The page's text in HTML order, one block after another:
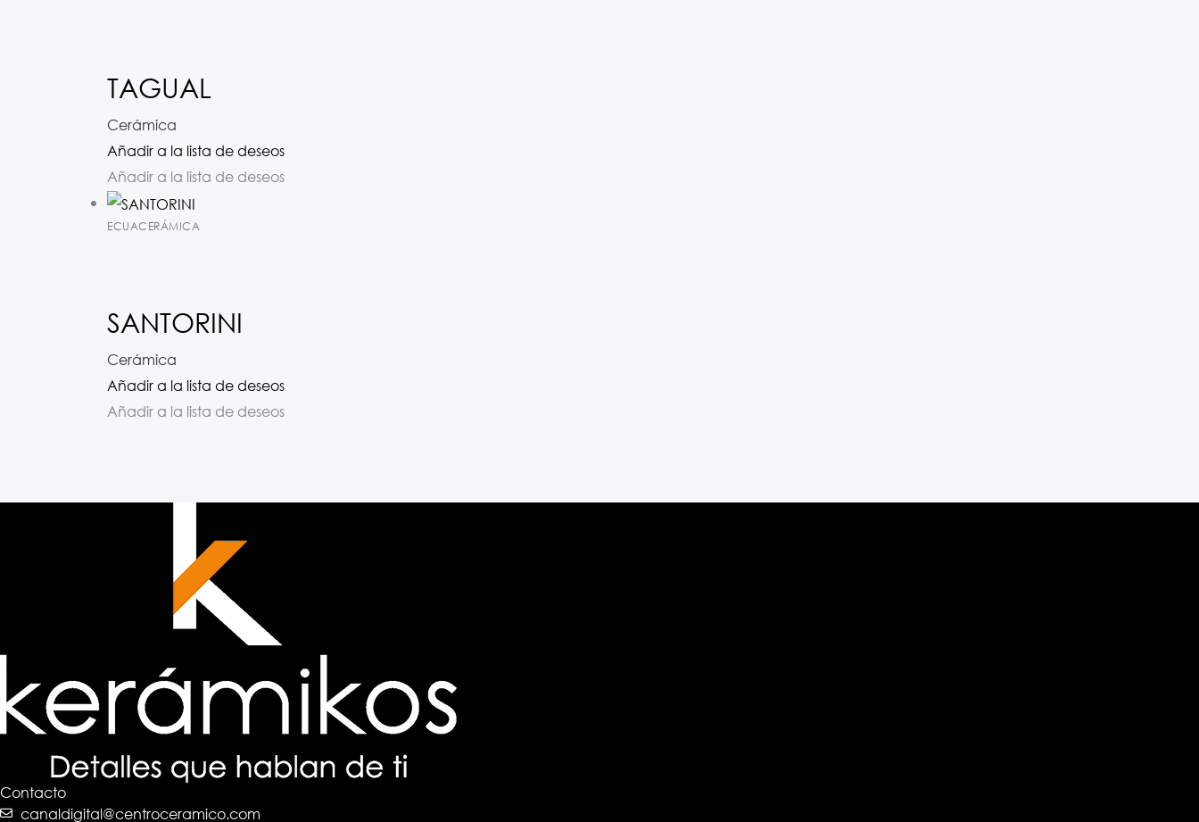
TAGUAL
Cerámica
Añadir a la lista de deseos
Añadir a la lista de deseos
ECUACERÁMICA
SANTORINI
Cerámica
Añadir a la lista de deseos
Añadir a la lista de deseos
Contacto
canaldigital@centroceramico.com